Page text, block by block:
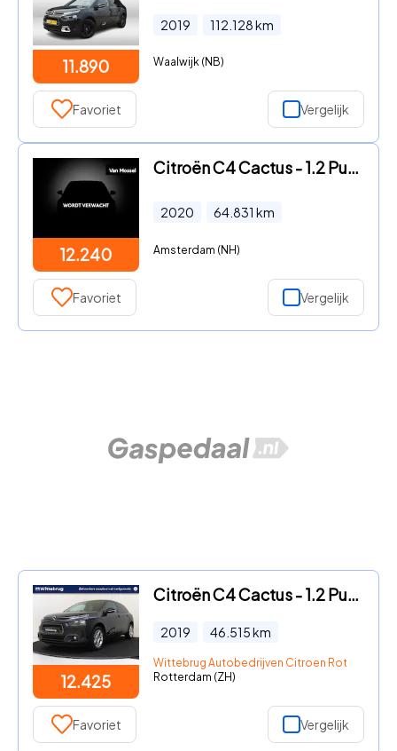
11.890
2019 112.128km
Waalwijk (NB)
Favoriet Vergelijk
12.240
Citroën C4 Cactus - 1.2 PureTech Business | Climate control | Apple Carplay/Andr
2020 64.831 km
Amsterdam (NH)
Favoriet Vergelijk
12.425
Citroën C4 Cactus - 1.2 PureTech Shine
2019 46.515km
Wittebrug Autobedrijven Citroen Rotterdam
Rotterdam (ZH)
Favoriet Vergelijk